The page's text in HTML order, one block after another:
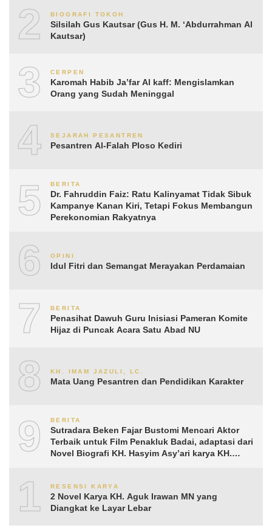
2 BIOGRAFI TOKOH
Silsilah Gus Kautsar (Gus H. M. ‘Abdurrahman Al
Kautsar)
3 CERPEN
Karomah Habib Ja’far Al kaff: Mengislamkan
Orang yang Sudah Meninggal
4 SEJARAH PESANTREN
Pesantren Al-Falah Ploso Kediri
5 BERITA
Dr. Fahruddin Faiz: Ratu Kalinyamat Tidak Sibuk
Kampanye Kanan Kiri, Tetapi Fokus Membangun
Perekonomian Rakyatnya
6 OPINI
Idul Fitri dan Semangat Merayakan Perdamaian
7 BERITA
Penasihat Dawuh Guru Inisiasi Pameran Komite
Hijaz di Puncak Acara Satu Abad NU
8 KH. IMAM JAZULI, LC.
Mata Uang Pesantren dan Pendidikan Karakter
9 BERITA
Sutradara Beken Fajar Bustomi Mencari Aktor
Terbaik untuk Film Penakluk Badai, adaptasi dari
Novel Biografi KH. Hasyim Asy’ari karya KH.
10RESENSI KARYA
2 Novel Karya KH. Aguk Irawan MN yang
Diangkat ke Layar Lebar